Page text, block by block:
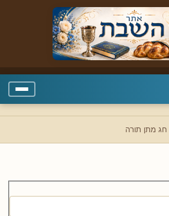
חג מתן תורה